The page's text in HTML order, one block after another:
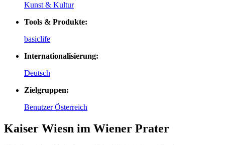
Kunst & Kultur
Tools & Produkte:
basiclife
Internationalisierung:
Deutsch
Zielgruppen:
Benutzer Österreich
Kaiser Wiesn im Wiener Prater